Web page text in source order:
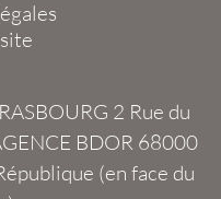
2 Rue du
BDOR 68000
(en face du